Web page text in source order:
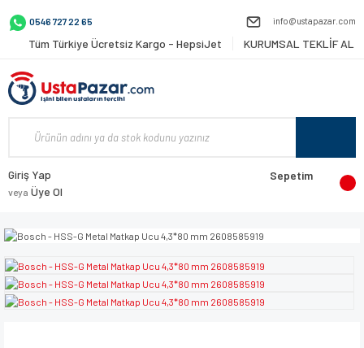
0546 727 22 65 info@ustapazar.com
Tüm Türkiye Ücretsiz Kargo - HepsiJet KURUMSAL TEKLİF AL
Giriş Yap
veya Üye Ol
Sepetim